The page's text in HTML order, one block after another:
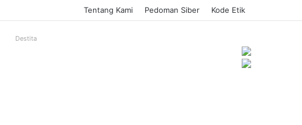
Tentang Kami Pedoman Siber Kode Etik
Destita